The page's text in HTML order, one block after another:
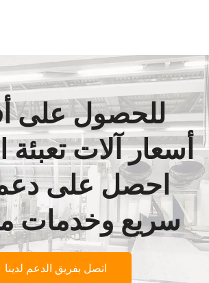
للحصول على
أسعار آلات تعبئة
احصل على
سريع وخدمات
اتصل بفريق الدعم لدينا